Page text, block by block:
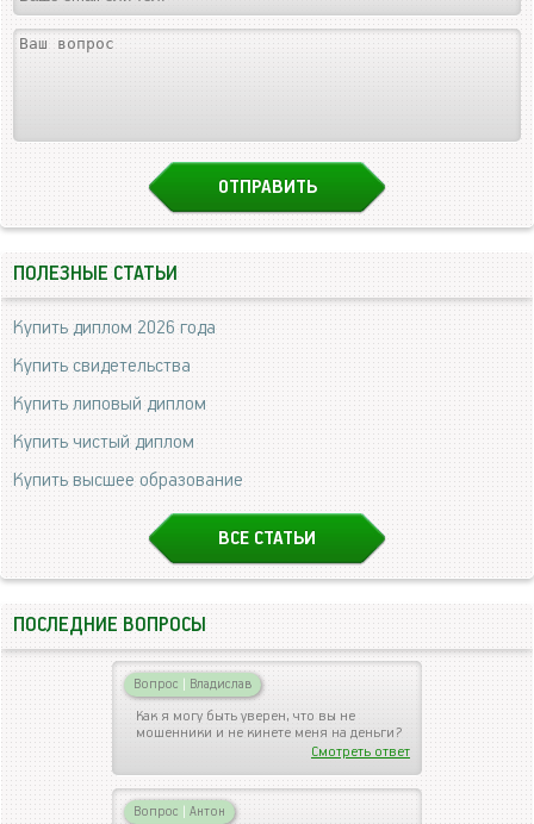
ПОЛЕЗНЫЕ СТАТЬИ
Купить диплом 2026 года
Купить свидетельства
Купить липовый диплом
Купить чистый диплом
Купить высшее образование
ВСЕ СТАТЬИ
ПОСЛЕДНИЕ ВОПРОСЫ
Вопрос | Владислав
Как я могу быть уверен, что вы не
мошенники и не кинете меня на деньги?
Смотреть ответ
Вопрос | Антон